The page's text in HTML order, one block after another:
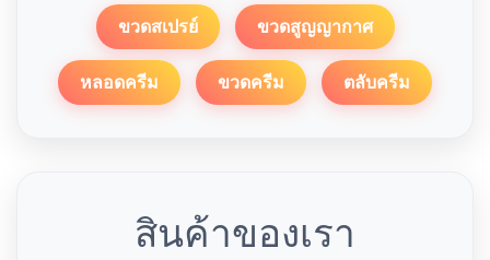
ขวดสเปรย์ ขวดสูญญากาศ
หลอดครีม ขวดครีม ตลับครีม
สินค้าของเรา